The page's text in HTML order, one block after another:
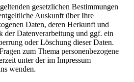
gesetzlichen Bestimmungen
Auskunft über Ihre
Daten, deren Herkunft und
der Datenverarbeitung und ggf. ein
oder Löschung dieser Daten.
zum Thema personenbezogene
unter der im Impressum
wenden.